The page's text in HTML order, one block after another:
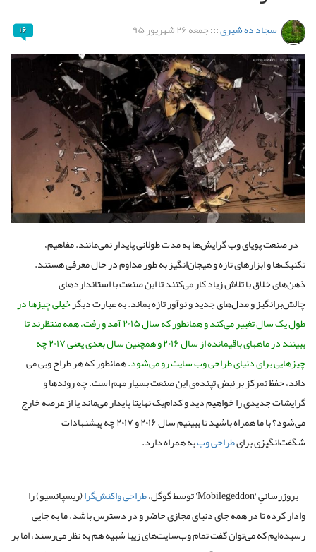
سجاد ده شیری:::جمعه ۲۶ شهریور ۹۵ ۱۶
در صنعت پویای وب گرایش‌ها به مدت طولانی پایدار نمی‌مانند. مفاهیم،
تکنیک‌ها و ابزارهای تازه و هیجان‌انگیز به طور مداوم در حال معرفی هستند.
ذهن‌های خلاق با تلاش زیاد کار می‌کنند تا این صنعت با استانداردهای
چالش‌برانگیز و مدل‌های جدید و نوآور تازه بماند. به عبارت دیگرخیلی چیزها در
طول یک سال تغییر می‌کند و همانطور که سال ۲۰۱۵ آمد و رفت، همه منتظرند تا
ببینند در ماههای باقیمانده از سال ۲۰۱۶ و همچنین سال بعدی یعنی ۲۰۱۷ چه
چیزهایی برای دنیایطراحی وب سایترو می‌شود.همانطور که هر طراح وبی می
داند، حفظ تمرکز بر نبض تپنده‌ی این صنعت بسیار مهم است. چه روندها و
گرایشات جدیدی را خواهیم دید و کدام‌یک نهایتا پایدار می‌ماند یا از عرصه خارج
می‌شود؟ با ما همراه باشید تا ببینیم سال ۲۰۱۶ و ۲۰۱۷ چه پیشنهادات
شگفت‌انگیزی برایطراحی وببه همراه دارد.
بروزرسانیِ ‘Mobilegeddon’ توسط گوگل، طراحی واکنش‌گرا(ریسپانسیو) را
وادار کرده تا در همه جای دنیای مجازی حاضر و در دسترس باشد. ما به جایی
رسیده‌ایم که می‌توان گفت تمام وب‌سایت‌های زیبا شبیه هم به نظر می‌رسند، اما بر